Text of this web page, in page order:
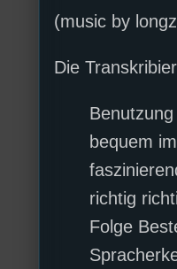
(music by
Die
bequem
richtig
Folge